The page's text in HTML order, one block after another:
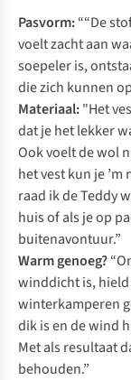
Pasvorm:““De
voelt zacht aan
soepeler is,
die zich kunnen
Materiaal:"Het
dat je het lekker
Ook voelt de wol
het vest kun je
raad ik de Teddy
huis of als je op
buitenavontuur.”
Warm genoeg?
winddicht is,
winterkamperen
dik is en de wind
Met als resultaat
behouden.”